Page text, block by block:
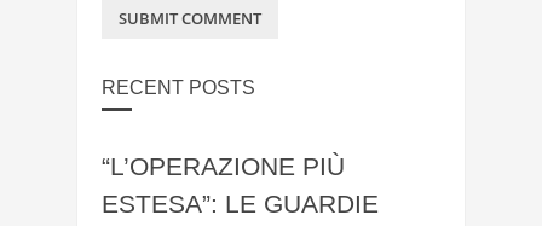
RECENT POSTS
“L’OPERAZIONE PIÙ
ESTESA”: LE GUARDIE